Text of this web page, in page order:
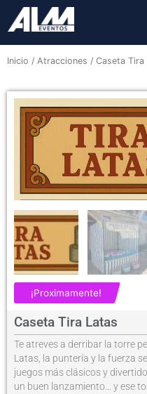
Inicio / Atracciones / Caseta Tira
¡Proximamente!
Caseta Tira Latas
Te atreves a derribar la torre
Latas, la puntería y la fuerza
juegos más clásicos y
un buen lanzamiento… y ese